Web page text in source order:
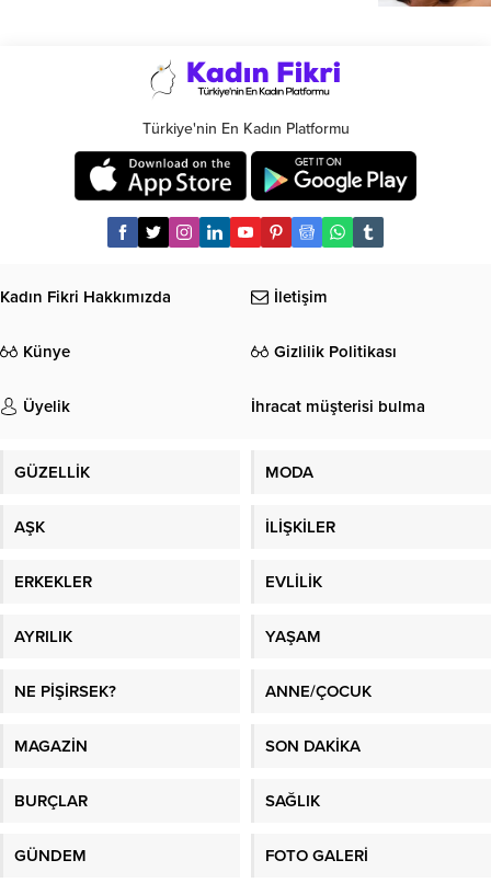
Türkiye'nin En Kadın Platformu
Kadın Fikri Hakkımızda İletişim
Künye Gizlilik Politikası
Üyelik İhracat müşterisi bulma
GÜZELLİK MODA
AŞK İLİŞKİLER
ERKEKLER EVLİLİK
AYRILIK YAŞAM
NE PİŞİRSEK? ANNE/ÇOCUK
MAGAZİN SON DAKİKA
BURÇLAR SAĞLIK
GÜNDEM FOTO GALERİ